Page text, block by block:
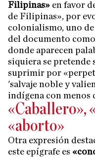
Filipinas» en favor
de Filipinas», por
colonialismo, uno
del documento
donde aparecen
siquiera se
suprimir por
'salvaje noble y
indígena con menos
«Caballero»,
«aborto»
Otra expresión
este epígrafe es